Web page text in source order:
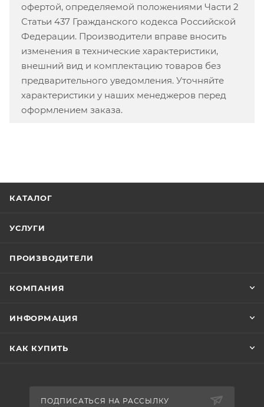
офертой, определяемой положениями Части 2
Статьи 437 Гражданского кодекса Российской
Федерации. Производители вправе вносить
изменения в технические характеристики,
внешний вид и комплектацию товаров без
предварительного уведомления. Уточняйте
характеристики у наших менеджеров перед
оформлением заказа.
КАТАЛОГ
УСЛУГИ
ПРОИЗВОДИТЕЛИ
КОМПАНИЯ
ИНФОРМАЦИЯ
КАК КУПИТЬ
ПОДПИСАТЬСЯ НА РАССЫЛКУ